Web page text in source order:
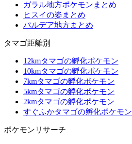
ガラル地方ポケモンまとめ
ヒスイの姿まとめ
パルデア地方まとめ
タマゴ距離別
12kmタマゴの孵化ポケモン
10kmタマゴの孵化ポケモン
7kmタマゴの孵化ポケモン
5kmタマゴの孵化ポケモン
2kmタマゴの孵化ポケモン
すぐふかタマゴの孵化ポケモン
ポケモンリサーチ